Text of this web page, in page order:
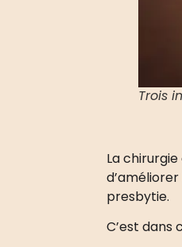
Trois
La
presbytie.
C’est dans